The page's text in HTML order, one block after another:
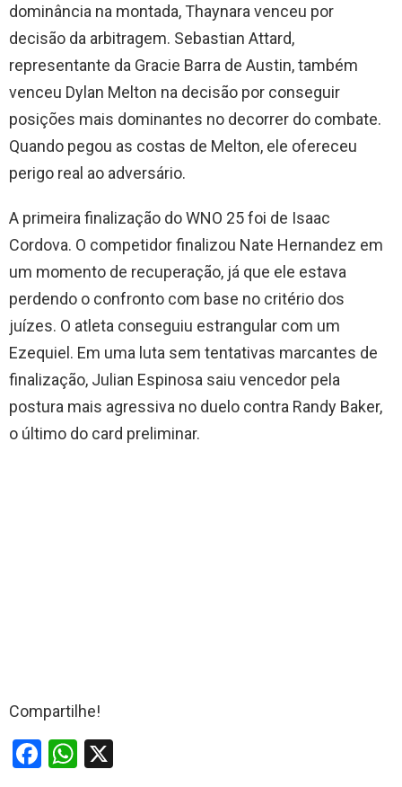
dominância na montada, Thaynara venceu por
decisão da arbitragem. Sebastian Attard,
representante da Gracie Barra de Austin, também
venceu Dylan Melton na decisão por conseguir
posições mais dominantes no decorrer do combate.
Quando pegou as costas de Melton, ele ofereceu
perigo real ao adversário.
A primeira finalização do WNO 25 foi de Isaac
Cordova. O competidor finalizou Nate Hernandez em
um momento de recuperação, já que ele estava
perdendo o confronto com base no critério dos
juízes. O atleta conseguiu estrangular com um
Ezequiel. Em uma luta sem tentativas marcantes de
finalização, Julian Espinosa saiu vencedor pela
postura mais agressiva no duelo contra Randy Baker,
o último do card preliminar.
Compartilhe!
F
W